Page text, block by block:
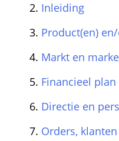
Inleiding
Product(en)
Markt en
Financieel plan
Directie en
Orders,